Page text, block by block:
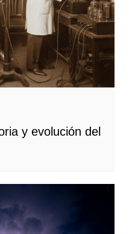
y evolución del